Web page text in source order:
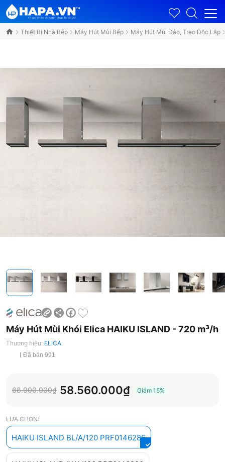
Thiết Bị Nhà Bếp Máy Hút Mùi Bếp Máy Hút Mùi Đảo, Treo Độc Lập
ShareFacebook
Máy Hút Mùi Khói Elica HAIKU ISLAND - 720 m³/h
Thương hiệu: ELICA
Đã bán 991
68.900.000₫ 58.560.000₫ Giảm 15%
LỰA CHỌN:
HAIKU ISLAND BL/A/120 PRF0146286